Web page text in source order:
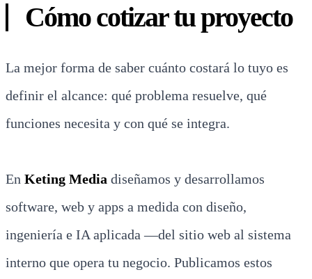
Cómo cotizar tu proyecto
La mejor forma de saber cuánto costará lo tuyo es
definir el alcance: qué problema resuelve, qué
funciones necesita y con qué se integra.
En Keting Media diseñamos y desarrollamos
software, web y apps a medida con diseño,
ingeniería e IA aplicada —del sitio web al sistema
interno que opera tu negocio. Publicamos estos